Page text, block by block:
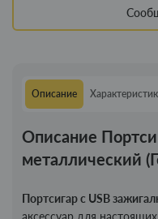
Описание
Описание
металлический
Портсигар с USB
аксессуар для